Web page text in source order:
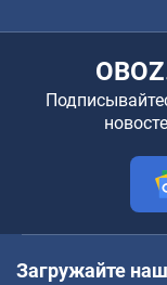
Загружайте